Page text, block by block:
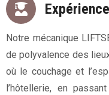
Notre mécanique
de polyvalence des
où le couchage et
l’hôtellerie, en